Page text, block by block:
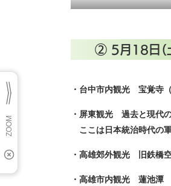
② 5月18日（
・台中市内観光 宝覚寺
・屏東観光 過去と現代
ここは日本統治時代の
・高雄郊外観光 旧鉄橋
・高雄市内観光 蓮池潭